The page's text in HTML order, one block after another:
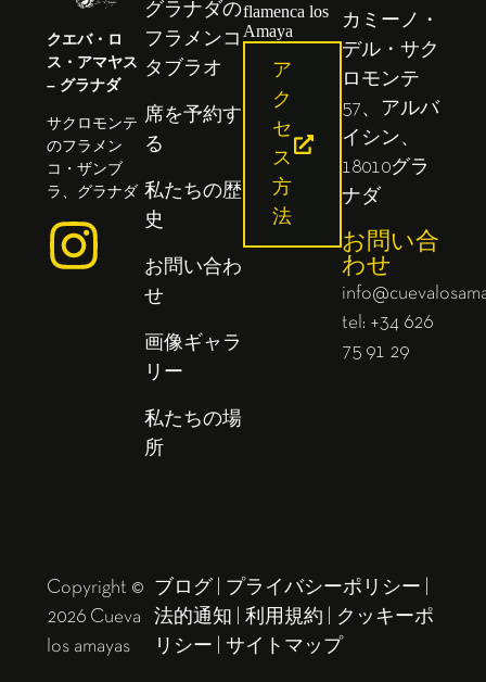
クエバ・ロ
ス・アマヤス
– グラナダ
サクロモンテ
のフラメン
コ・ザンブ
ラ、グラナダ
グラナダの
フラメンコ
タブラオ
席を予約す
る
私たちの歴
史
お問い合わ
せ
画像ギャラ
リー
私たちの場
所
ア
ク
セ
ス
方
法
カミーノ・
デル・サク
ロモンテ
57、アルバ
イシン、
18010グラ
ナダ
お問い合
わせ
tel: +34 626
75 91 29
Copyright ©
2026 Cueva
los amayas
ブログ プライバシーポリシー
法的通知
|利用規約
クッキーポ
リシー |サイトマップ